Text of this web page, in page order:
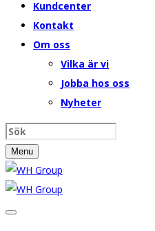
Kundcenter
Kontakt
Om oss
Vilka är vi
Jobba hos oss
Nyheter
Menu